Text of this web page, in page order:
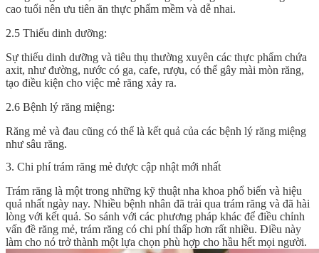
cao tuổi nên ưu tiên ăn thực phẩm mềm và dễ nhai.
2.5 Thiếu dinh dưỡng:
Sự thiếu dinh dưỡng và tiêu thụ thường xuyên các thực phẩm chứa
axit, như đường, nước có ga, cafe, rượu, có thể gây mài mòn răng,
tạo điều kiện cho việc mẻ răng xảy ra.
2.6 Bệnh lý răng miệng:
Răng mẻ và đau cũng có thể là kết quả của các bệnh lý răng miệng
như sâu răng.
3. Chi phí trám răng mẻ được cập nhật mới nhất
Trám răng là một trong những kỹ thuật nha khoa phổ biến và hiệu
quả nhất ngày nay. Nhiều bệnh nhân đã trải qua trám răng và đã hài
lòng với kết quả. So sánh với các phương pháp khác để điều chỉnh
vấn đề răng mẻ, trám răng có chi phí thấp hơn rất nhiều. Điều này
làm cho nó trở thành một lựa chọn phù hợp cho hầu hết mọi người.